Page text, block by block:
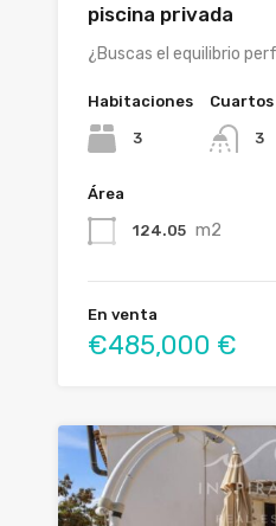
piscina privada
¿Buscas el equilibrio
Habitaciones
3
Cuartos
3
Área
124.05 m2
En venta
€485,000 €